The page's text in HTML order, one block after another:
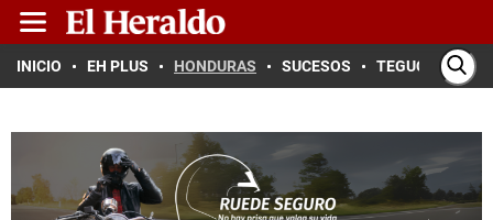
INICIO EH PLUS HONDURAS SUCESOS TEGUCIGALPA